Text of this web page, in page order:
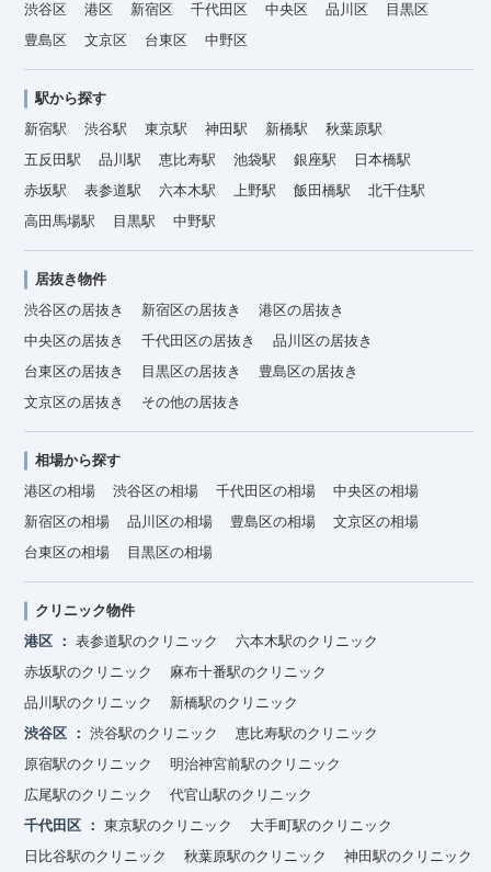
渋谷区
港区 新宿区 千代田区 中央区 品川区
目黒区
豊島区
文京区 台東区 中野区
駅から探す
新宿駅
渋谷駅 東京駅 神田駅 新橋駅
秋葉原駅
五反田駅
品川駅 恵比寿駅 池袋駅 銀座駅
日本橋駅
赤坂駅
表参道駅 六本木駅 上野駅 飯田橋駅
北千住駅
高田馬場駅
目黒駅 中野駅
居抜き物件
渋谷区の居抜き
新宿区の居抜き
港区の居抜き
中央区の居抜き
千代田区の居抜き
品川区の居抜き
台東区の居抜き
目黒区の居抜き
豊島区の居抜き
文京区の居抜き
その他の居抜き
相場から探す
港区の相場
渋谷区の相場 千代田区の相場
中央区の相場
新宿区の相場
品川区の相場 豊島区の相場
文京区の相場
台東区の相場
目黒区の相場
クリニック物件
港区
表参道駅のクリニック
六本木駅のクリニック
赤坂駅のクリニック
麻布十番駅のクリニック
品川駅のクリニック
新橋駅のクリニック
渋谷区
渋谷駅のクリニック
恵比寿駅のクリニック
原宿駅のクリニック
明治神宮前駅のクリニック
広尾駅のクリニック
代官山駅のクリニック
千代田区
東京駅のクリニック
大手町駅のクリニック
日比谷駅のクリニック
秋葉原駅のクリニック
神田駅のクリニック